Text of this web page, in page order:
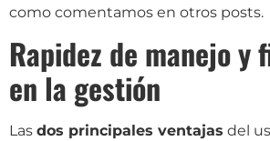
como comentamos en otros posts.
Rapidez de manejo y
en la gestión
Las dos principales ventajas del